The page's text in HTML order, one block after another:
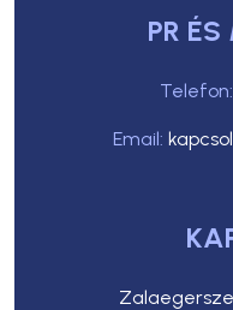
PR
Telefon:
Email: